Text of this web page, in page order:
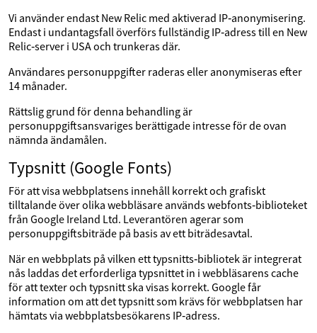
Vi använder endast New Relic med aktiverad IP‑anonymisering.
Endast i undantagsfall överförs fullständig IP‑adress till en New
Relic‑server i USA och trunkeras där.
Användares personuppgifter raderas eller anonymiseras efter
14 månader.
Rättslig grund för denna behandling är
personuppgiftsansvariges berättigade intresse för de ovan
nämnda ändamålen.
Typsnitt (Google Fonts)
För att visa webbplatsens innehåll korrekt och grafiskt
tilltalande över olika webbläsare används webfonts‑biblioteket
från Google Ireland Ltd. Leverantören agerar som
personuppgiftsbiträde på basis av ett biträdesavtal.
När en webbplats på vilken ett typsnitts‑bibliotek är integrerat
nås laddas det erforderliga typsnittet in i webbläsarens cache
för att texter och typsnitt ska visas korrekt. Google får
information om att det typsnitt som krävs för webbplatsen har
hämtats via webbplatsbesökarens IP‑adress.